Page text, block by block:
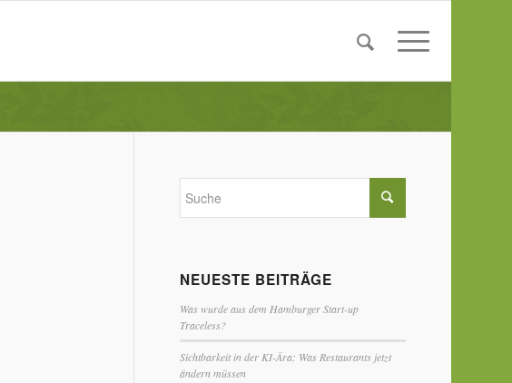
NEUESTE BEITRÄGE
Was wurde aus dem Hamburger Start-up
Traceless?
Sichtbarkeit in der KI-Ära: Was Restaurants jetzt
ändern müssen